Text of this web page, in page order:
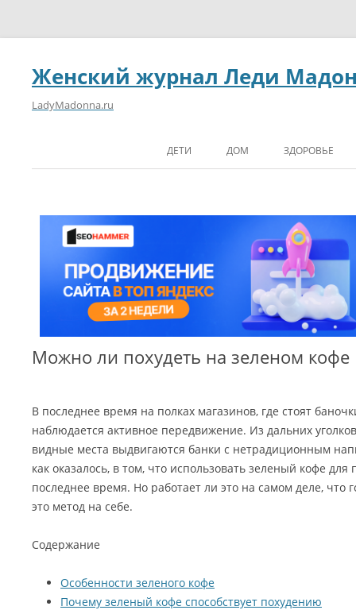
Женский журнал Леди
LadyMadonna.ru
ДЕТИ ДОМ ЗДОРОВЬЕ
Можно ли похудеть на зеленом кофе
В последнее время на полках магазинов, где стоят
наблюдается активное передвижение. Из дальних
видные места выдвигаются банки с нетрадиционным
как оказалось, в том, что использовать зеленый кофе
последнее время. Но работает ли это на самом деле, что
это метод на себе.
Содержание
Особенности зеленого кофе
Почему зеленый кофе способствует похудению